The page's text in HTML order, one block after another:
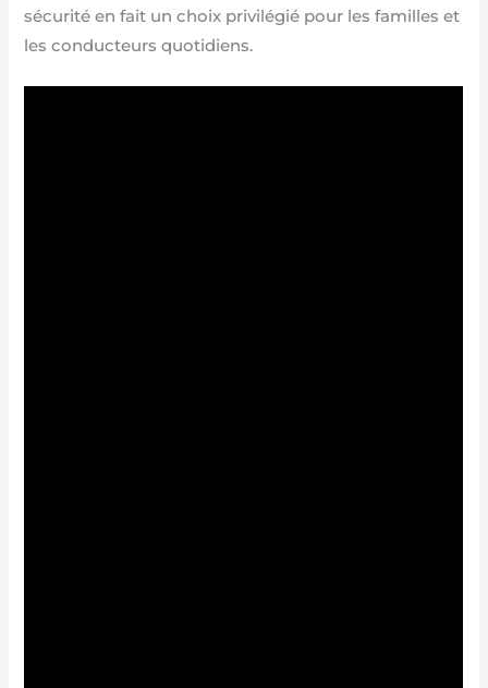
sécurité en fait un choix privilégié pour les familles et
les conducteurs quotidiens.